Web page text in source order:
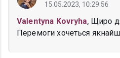
15.05.2023, 10:29:56
Valentyna Kovryha, Щиро
Перемоги хочеться